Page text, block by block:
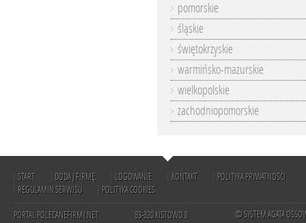
pomorskie
śląskie
świętokrzyskie
warmińsko-mazurskie
wielkopolskie
zachodniopomorskie
START DODAJ FIRMĘ LOGOWANIE KONTAKT
POLITYKA PRYWATNOŚCI
REGULAMIN SERWISU
POLITYKA COOKIES
PORTAL POLECANEFIRMY.NET 83-320 KISTOWO 8 © SYSTEM AGATA